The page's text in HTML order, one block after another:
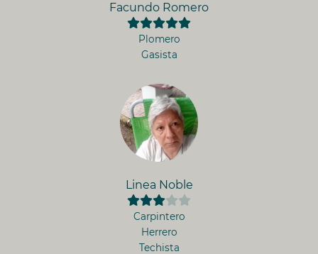
Facundo Romero
Plomero
Gasista
Linea Noble
Carpintero
Herrero
Techista